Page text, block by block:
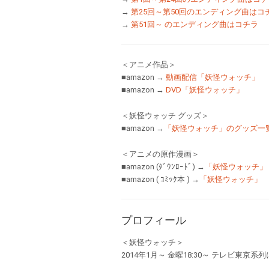
→ 第25回～第50回のエンディング曲はコ
→ 第51回～ のエンディング曲はコチラ
＜アニメ作品＞
■amazon → 動画配信「妖怪ウォッチ」
■amazon → DVD「妖怪ウォッチ」
＜妖怪ウォッチ グッズ＞
■amazon → 「妖怪ウォッチ」のグッズ一
＜アニメの原作漫画＞
■amazon (ﾀﾞｳﾝﾛｰﾄﾞ) → 「妖怪ウォッチ」
■amazon ( ｺﾐｯｸ本 ) → 「妖怪ウォッチ」
プロフィール
＜妖怪ウォッチ＞
2014年1月～ 金曜18:30～ テレビ東京系列